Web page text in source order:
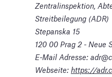
Zentralinspektion,
Streitbeilegung (ADR)
Stepanska 15
120 00 Prag 2 - Neue
E-Mail Adresse:
Webseite: https://